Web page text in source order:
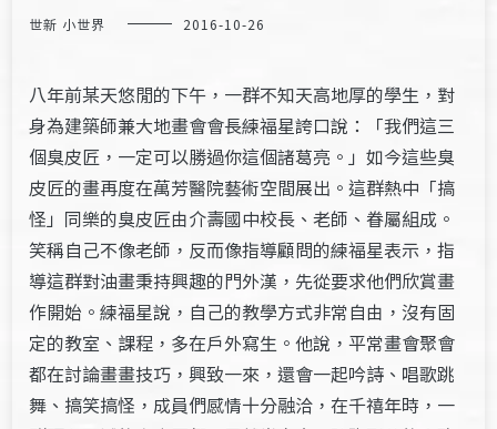
世新 小世界 2016-10-26
八年前某天悠閒的下午，一群不知天高地厚的學生，對
身為建築師兼大地畫會會長練福星誇口說：「我們這三
個臭皮匠，一定可以勝過你這個諸葛亮。」如今這些臭
皮匠的畫再度在萬芳醫院藝術空間展出。這群熱中「搞
怪」同樂的臭皮匠由介壽國中校長、老師、眷屬組成。
笑稱自己不像老師，反而像指導顧問的練福星表示，指
導這群對油畫秉持興趣的門外漢，先從要求他們欣賞畫
作開始。練福星說，自己的教學方式非常自由，沒有固
定的教室、課程，多在戶外寫生。他說，平常畫會聚會
都在討論畫畫技巧，興致一來，還會一起吟詩、唱歌跳
舞、搞笑搞怪，成員們感情十分融洽，在千禧年時，一